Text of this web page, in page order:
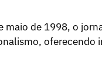
maio de 1998, o